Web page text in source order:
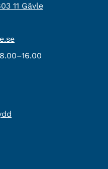
11 Gävle